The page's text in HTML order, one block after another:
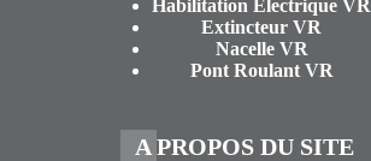
Habilitation Electrique VR
Extincteur VR
Nacelle VR
Pont Roulant VR
A PROPOS DU SITE